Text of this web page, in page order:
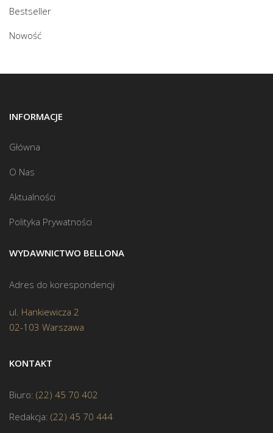
Bestseller
Nowość
INFORMACJE
Główna
O Nas
Aktualności
Polityka Prywatności
WYDAWNICTWO BELLONA
Adres do korespondencji
ul. Hankiewicza 2
02-103 Warszawa
KONTAKT
Biuro: (22) 45 70 402
Redakcja: (22) 45 70 444